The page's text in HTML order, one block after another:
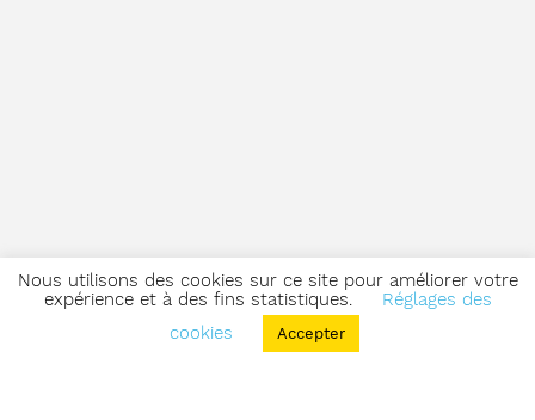
Nous utilisons des cookies sur ce site pour améliorer votre
expérience et à des fins statistiques.
Réglages des
cookies
Accepter